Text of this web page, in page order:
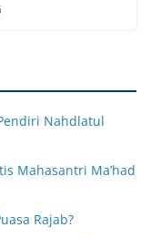
Nahdlatul
Mahasantri Ma’had
Rajab?